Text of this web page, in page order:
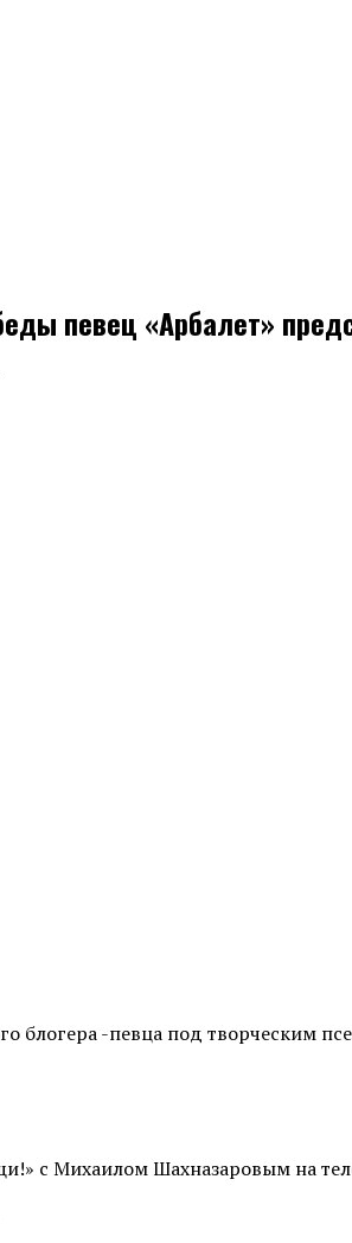
певец «Арбалет»
блогера -певца под творческим
с Михаилом Шахназаровым на